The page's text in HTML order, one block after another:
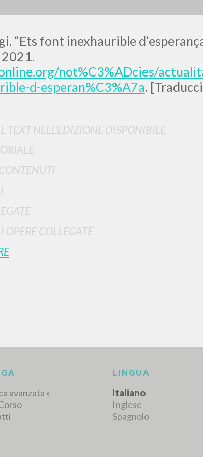
“Ets font inexhaurible
not%C3%ADcies/
d-esperan%C3%A7a.
TEXT NELL'EDIZIONE DISPONIBILE
COLLEGATE
REDAZIONALI INFO DI NAVIGAZIONE
ancora più precisi? Utilizza la RICERCA AVANZATA
0
Visualizza dettagli per tipologia
LINGUA